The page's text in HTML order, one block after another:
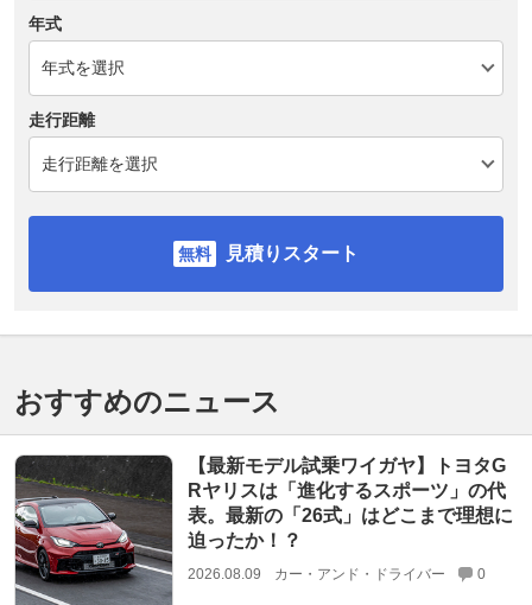
年式
走行距離
見積りスタート
おすすめのニュース
【最新モデル試乗ワイガヤ】トヨタG
Rヤリスは「進化するスポーツ」の代
表。最新の「26式」はどこまで理想に
迫ったか！？
2026.08.09 カー・アンド・ドライバー 0